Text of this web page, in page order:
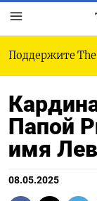
Поддержите
Папой
имя Лев
08.05.2025